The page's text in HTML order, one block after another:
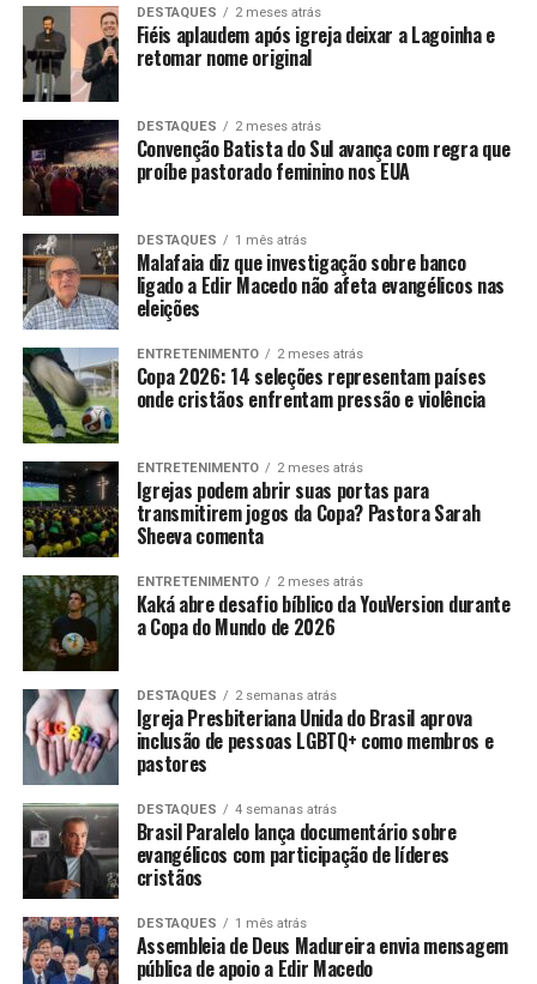
DESTAQUES 2 meses atrás
Fiéis aplaudem após igreja deixar a Lagoinha e
retomar nome original
DESTAQUES 2 meses atrás
Convenção Batista do Sul avança com regra que
proíbe pastorado feminino nos EUA
DESTAQUES 1 mês atrás
Malafaia diz que investigação sobre banco
ligado a Edir Macedo não afeta evangélicos nas
eleições
ENTRETENIMENTO 2 meses atrás
Copa 2026: 14 seleções representam países
onde cristãos enfrentam pressão e violência
ENTRETENIMENTO 2 meses atrás
Igrejas podem abrir suas portas para
transmitirem jogos da Copa? Pastora Sarah
Sheeva comenta
ENTRETENIMENTO 2 meses atrás
Kaká abre desafio bíblico da YouVersion durante
a Copa do Mundo de 2026
DESTAQUES 2 semanas atrás
Igreja Presbiteriana Unida do Brasil aprova
inclusão de pessoas LGBTQ+ como membros e
pastores
DESTAQUES 4 semanas atrás
Brasil Paralelo lança documentário sobre
evangélicos com participação de líderes
cristãos
DESTAQUES 1 mês atrás
Assembleia de Deus Madureira envia mensagem
pública de apoio a Edir Macedo